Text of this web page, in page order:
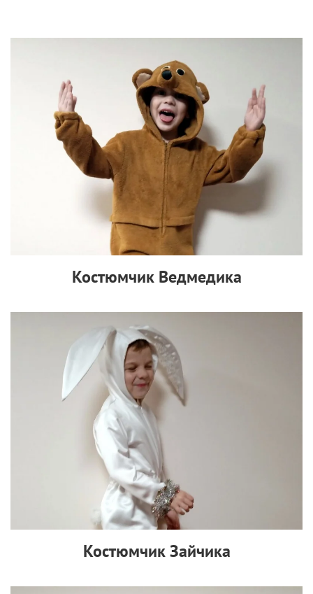
Костюмчик Ведмедика
Костюмчик Зайчика